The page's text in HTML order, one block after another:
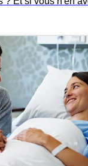
savoir, et